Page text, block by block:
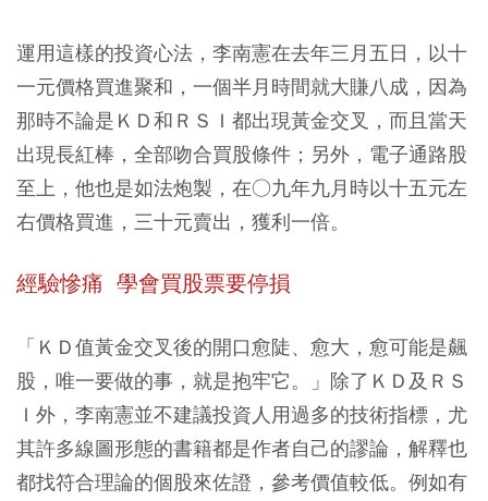
運用這樣的投資心法，李南憲在去年三月五日，以十
一元價格買進聚和，一個半月時間就大賺八成，因為
那時不論是ＫＤ和ＲＳＩ都出現黃金交叉，而且當天
出現長紅棒，全部吻合買股條件；另外，電子通路股
至上，他也是如法炮製，在○九年九月時以十五元左
右價格買進，三十元賣出，獲利一倍。
經驗慘痛 學會買股票要停損
「ＫＤ值黃金交叉後的開口愈陡、愈大，愈可能是飆
股，唯一要做的事，就是抱牢它。」除了ＫＤ及ＲＳ
Ｉ外，李南憲並不建議投資人用過多的技術指標，尤
其許多線圖形態的書籍都是作者自己的謬論，解釋也
都找符合理論的個股來佐證，參考價值較低。例如有